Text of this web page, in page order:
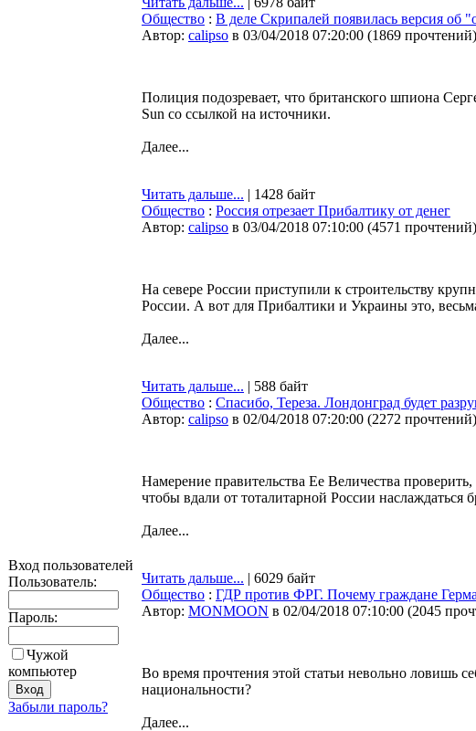
Вход пользователей
Пользователь:
Пароль:
Чужой
компьютер
Забыли пароль?
Общество : В деле Скрипалей появилась версия об
Автор: calipso в 03/04/2018 07:20:00 (1869 прочтений)
Полиция подозревает, что британского шпиона
Sun со ссылкой на источники.
Далее...
Читать дальше... | 1428 байт
Общество : Россия отрезает Прибалтику от денег
Автор: calipso в 03/04/2018 07:10:00 (4571 прочтений)
На севере России приступили к строительству
России. А вот для Прибалтики и Украины это,
Далее...
Читать дальше... | 588 байт
Общество : Спасибо, Тереза. Лондонград будет
Автор: calipso в 02/04/2018 07:20:00 (2272 прочтений)
Намерение правительства Ее Величества
чтобы вдали от тоталитарной России наслаждаться
Далее...
Читать дальше... | 6029 байт
Общество : ГДР против ФРГ. Почему граждане
Автор: MONMOON в 02/04/2018 07:10:00 (2045
Во время прочтения этой статьи невольно ловишь
национальности?
Далее...